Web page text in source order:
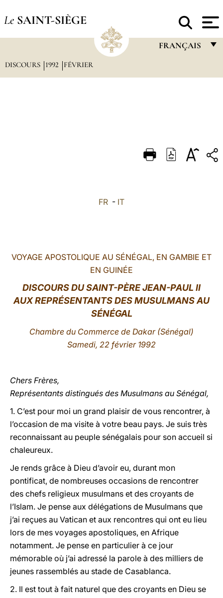
Le SAINT-SIÈGE
FRANÇAIS
DEUTSCH
DISCOURS 1992 FÉVRIER
FR - IT
VOYAGE APOSTOLIQUE AU SÉNÉGAL, EN GAMBIE ET
EN GUINÉE
DISCOURSDU SAINT-PÈRE JEAN-PAUL II
AUX REPRÉSENTANTS DES MUSULMANS AU
SÉNÉGAL
Chambre du Commerce de Dakar (Sénégal)
Samedi, 22 février 1992
Chers Frères,
Représentants distingués des Musulmans au Sénégal,
1. C’est pour moi un grand plaisir de vous rencontrer, à
l’occasion de ma visite à votre beau pays. Je suis très
reconnaissant au peuple sénégalais pour son accueil si
chaleureux.
Je rends grâce à Dieu d’avoir eu, durant mon
pontificat, de nombreuses occasions de rencontrer
des chefs religieux musulmans et des croyants de
l’Islam. Je pense aux délégations de Musulmans que
j’ai reçues au Vatican et aux rencontres qui ont eu lieu
lors de mes voyages apostoliques, en Afrique
notamment. Je pense en particulier à ce jour
mémorable où j’ai adressé la parole à des milliers de
jeunes rassemblés au stade de Casablanca.
2. Il est tout à fait naturel que des croyants en Dieu se